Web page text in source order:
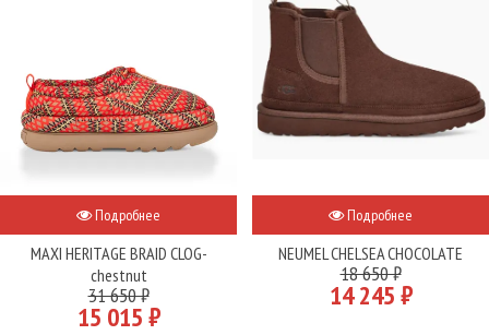
Подробнее
MAXI HERITAGE BRAID CLOG-
chestnut
31 650 ₽
15 015 ₽
Подробнее
NEUMEL CHELSEA CHOCOLATE
18 650 ₽
14 245 ₽